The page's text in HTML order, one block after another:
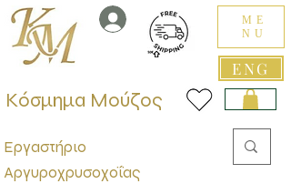
ENG
ME
NU
Εργαστήριο
Αργυροχρυσοχοΐας
Κόσμημα Μούζος